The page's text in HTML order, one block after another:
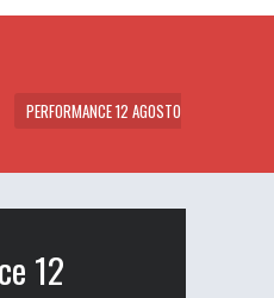
PERFORMANCE 12 AGOSTO
12